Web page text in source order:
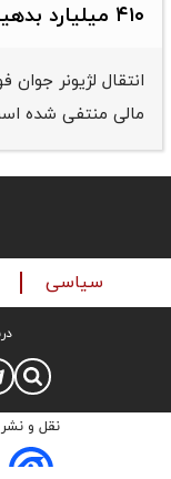
۴۱۰ میلیارد بدهید بازیکن ما پرسپولیسی می‌شود
انتقال لژیونر جوان
مالی منتفی شده
سیاسی
نقل و